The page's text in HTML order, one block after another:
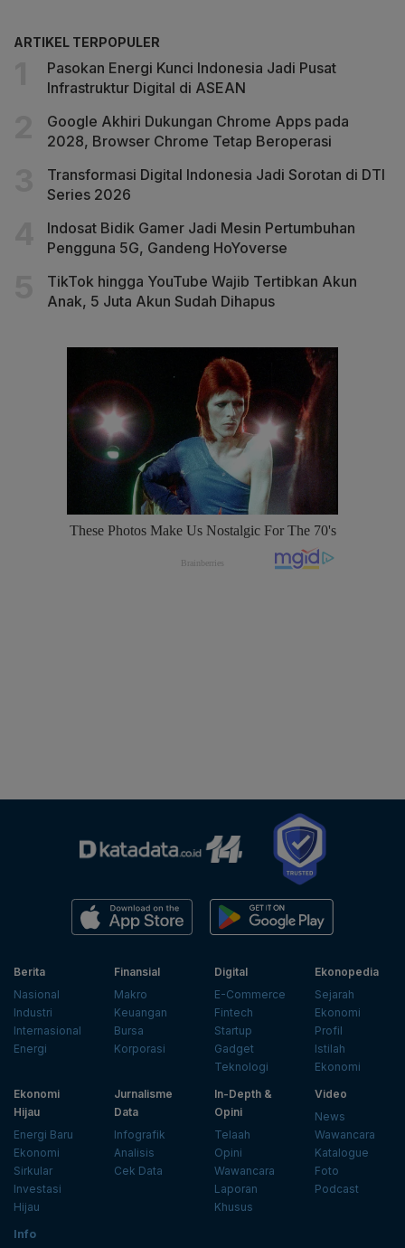
ARTIKEL TERPOPULER
Pasokan Energi Kunci Indonesia Jadi Pusat
Infrastruktur Digital di ASEAN
Google Akhiri Dukungan Chrome Apps pada
2028, Browser Chrome Tetap Beroperasi
Transformasi Digital Indonesia Jadi Sorotan di DTI
Series 2026
Indosat Bidik Gamer Jadi Mesin Pertumbuhan
Pengguna 5G, Gandeng HoYoverse
TikTok hingga YouTube Wajib Tertibkan Akun
Anak, 5 Juta Akun Sudah Dihapus
Berita
Nasional
Industri
Internasional
Energi
Finansial
Makro
Keuangan
Bursa
Korporasi
Digital
E-Commerce
Fintech
Startup
Gadget
Teknologi
Ekonopedia
Sejarah
Ekonomi
Profil
Istilah
Ekonomi
Ekonomi
Hijau
Energi Baru
Ekonomi
Sirkular
Investasi
Hijau
Jurnalisme
Data
Infografik
Analisis
Cek Data
In-Depth &
Opini
Telaah
Opini
Wawancara
Laporan
Khusus
Video
News
Wawancara
Katalogue
Foto
Podcast
Info